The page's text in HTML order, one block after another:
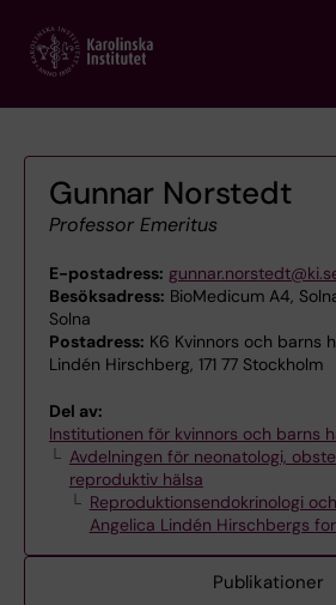
main
Gunnar Norstedt
Professor Emeritus
E-postadress:
Besöksadress: BioMedicum A4,
Solna
Postadress: K6 Kvinnors och barns
Lindén Hirschberg, 171 77 Stockholm
Del av:
Institutionen för kvinnors och barns
Avdelningen för neonatologi,
reproduktiv hälsa
Reproduktionsendokrinologi
Angelica Lindén Hirschbergs
Publikationer